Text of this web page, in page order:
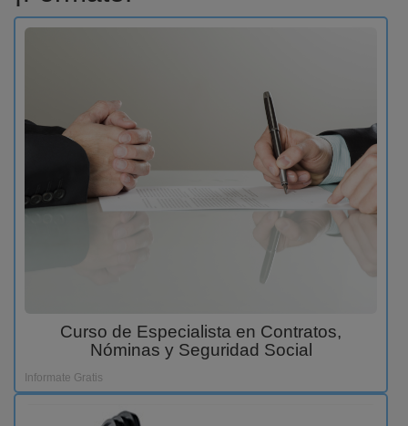
Curso de Especialista en Contratos,
Nóminas y Seguridad Social
Informate Gratis